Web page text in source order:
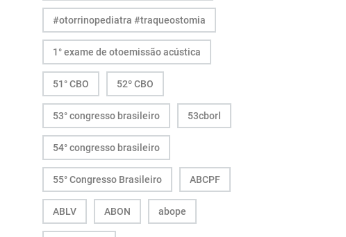
#otorrinopediatra #traqueostomia
1° exame de otoemissão acústica
51° CBO 52º CBO
53° congresso brasileiro 53cborl
54° congresso brasileiro
55° Congresso Brasileiro ABCPF
ABLV ABON abope